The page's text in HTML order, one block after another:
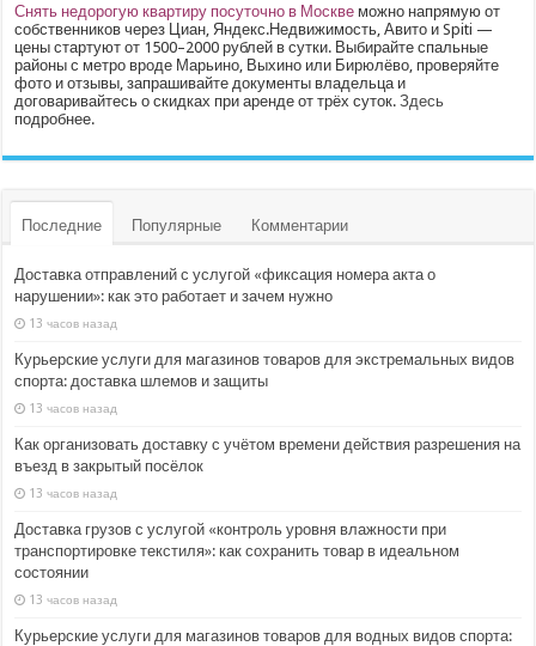
Снять недорогую квартиру посуточно в Москве можно напрямую от
собственников через Циан, Яндекс.Недвижимость, Авито и Spiti —
цены стартуют от 1500–2000 рублей в сутки. Выбирайте спальные
районы с метро вроде Марьино, Выхино или Бирюлёво, проверяйте
фото и отзывы, запрашивайте документы владельца и
договаривайтесь о скидках при аренде от трёх суток.Здесь
подробнее.
Последние Популярные Комментарии
Доставка отправлений с услугой «фиксация номера акта о
нарушении»: как это работает и зачем нужно
13 часов назад
Курьерские услуги для магазинов товаров для экстремальных видов
спорта: доставка шлемов и защиты
13 часов назад
Как организовать доставку с учётом времени действия разрешения на
въезд в закрытый посёлок
13 часов назад
Доставка грузов с услугой «контроль уровня влажности при
транспортировке текстиля»: как сохранить товар в идеальном
состоянии
13 часов назад
Курьерские услуги для магазинов товаров для водных видов спорта: